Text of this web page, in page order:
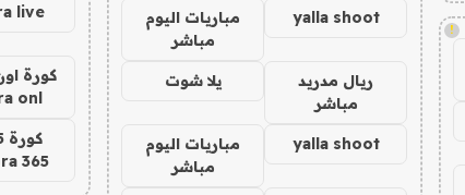
!
yalla shoot
مباريات اليوم
مباشر
ريال مدريد
مباشر
يلا شوت
yalla shoot
مباريات اليوم
مباشر
live
كورة
onl
365